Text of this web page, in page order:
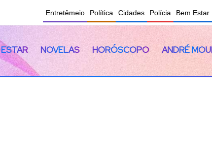
Entretêmeio Política Cidades Polícia Bem Estar
NOVELAS HORÓSCOPO ANDRÉ